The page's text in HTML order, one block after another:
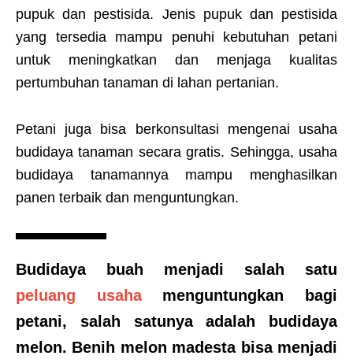
pupuk dan pestisida. Jenis pupuk dan pestisida
yang tersedia mampu penuhi kebutuhan petani
untuk meningkatkan dan menjaga kualitas
pertumbuhan tanaman di lahan pertanian.
Petani juga bisa berkonsultasi mengenai usaha
budidaya tanaman secara gratis. Sehingga, usaha
budidaya tanamannya mampu menghasilkan
panen terbaik dan menguntungkan.
Budidaya buah menjadi salah satu
peluang usahamenguntungkan bagi
petani, salah satunya adalah budidaya
melon. Benih melon madesta bisa menjadi